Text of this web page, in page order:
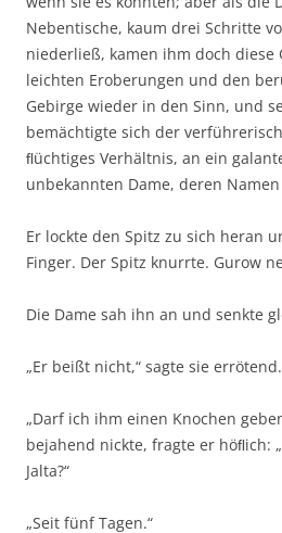
Nebentische, kaum drei Schritte
niederließ, kamen ihm doch diese
leichten Eroberungen und den
Gebirge wieder in den Sinn, und
bemächtigte sich der
ﬂüchtiges Verhältnis, an ein
unbekannten Dame, deren
Er lockte den Spitz zu sich heran
Finger. Der Spitz knurrte. Gurow
Die Dame sah ihn an und senkte
„Er beißt nicht,“ sagte sie errötend.
„Darf ich ihm einen Knochen
bejahend nickte, fragte er höﬂich:
Jalta?“
„Seit fünf Tagen.“